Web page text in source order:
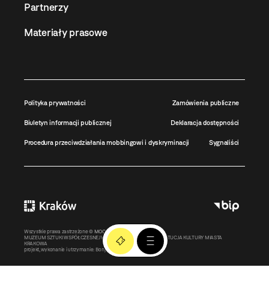
Partnerzy
Materiały prasowe
Polityka prywatności Zamówienia publiczne
Biuletyn informacji publicznej Deklaracja dostępności
Procedura przeciwdziałania mobbingowi i dyskryminacji Sygnaliści
Wszystkie prawa zastrzeżone © MOCAK2011-2026
MUZEUM SZTUKI WSPÓŁCZESNEJ W KRAKOWIE MOCAK – INSTYTUCJA KULTURY MIASTA
KRAKOWA
projekt, wykonanie i utrzymanie: Bonjour.pl